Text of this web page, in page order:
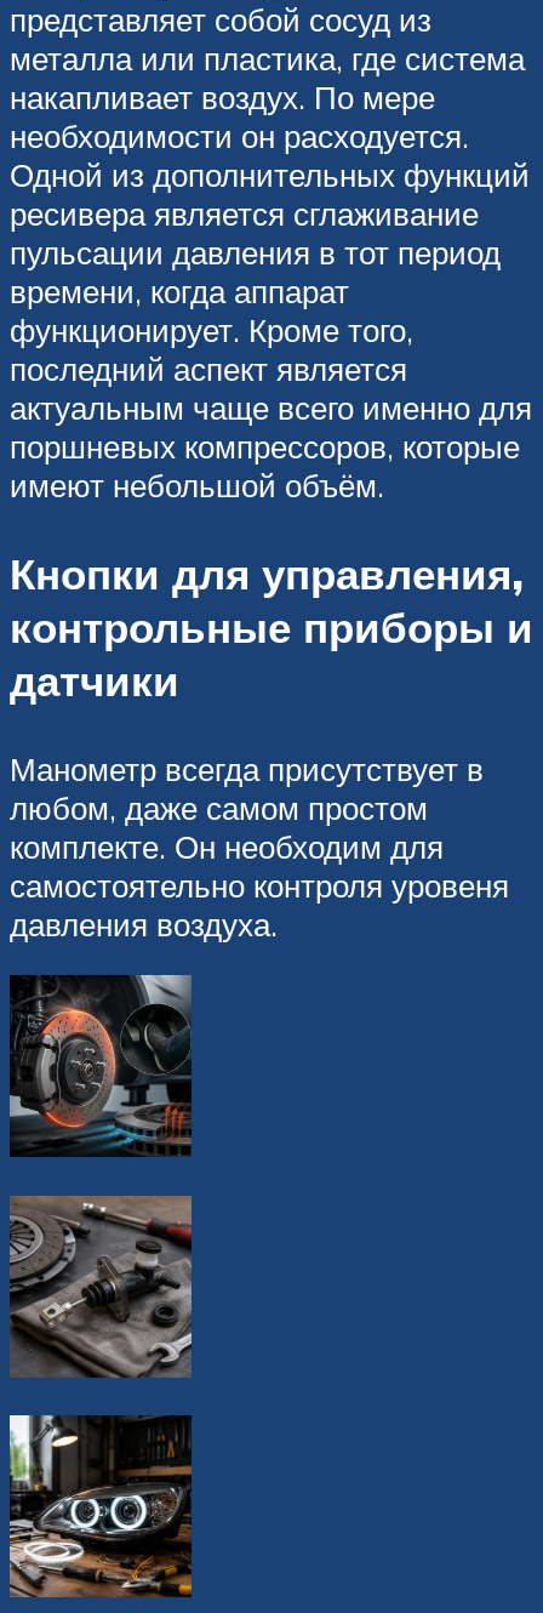
представляет собой сосуд из
металла или пластика, где система
накапливает воздух. По мере
необходимости он расходуется.
Одной из дополнительных функций
ресивера является сглаживание
пульсации давления в тот период
времени, когда аппарат
функционирует. Кроме того,
последний аспект является
актуальным чаще всего именно для
поршневых компрессоров, которые
имеют небольшой объём.
Кнопки для управления,
контрольные приборы и
датчики
Манометр всегда присутствует в
любом, даже самом простом
комплекте. Он необходим для
самостоятельно контроля уровеня
давления воздуха.